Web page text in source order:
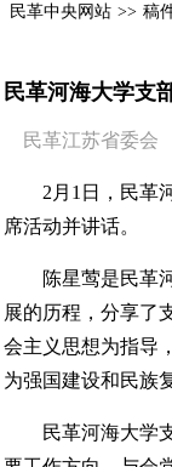
民革中央网站 >> 稿
民革河海大学支
民革江苏省委会
2月1日，民革
席活动并讲话。
陈星莺是民革
展的历程，分享了
会主义思想为指导
为强国建设和民族
民革河海大学